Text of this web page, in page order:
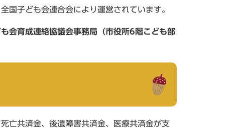
国子ども会連合会により運営されています。
会育成連絡協議会事務局（市役所6階こども部
亡共済金、後遺障害共済金、医療共済金が支